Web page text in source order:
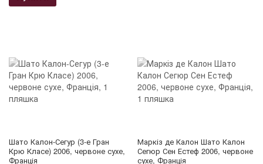
Шато Калон-Сегур (3-е Гран
Крю Класе) 2006, червоне сухе,
Франція
Маркіз де Калон Шато Калон
Сегюр Сен Естеф 2006, червоне
сухе, Франція